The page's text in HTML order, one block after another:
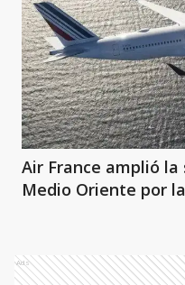
Air France amplió la
Medio Oriente por
Ads